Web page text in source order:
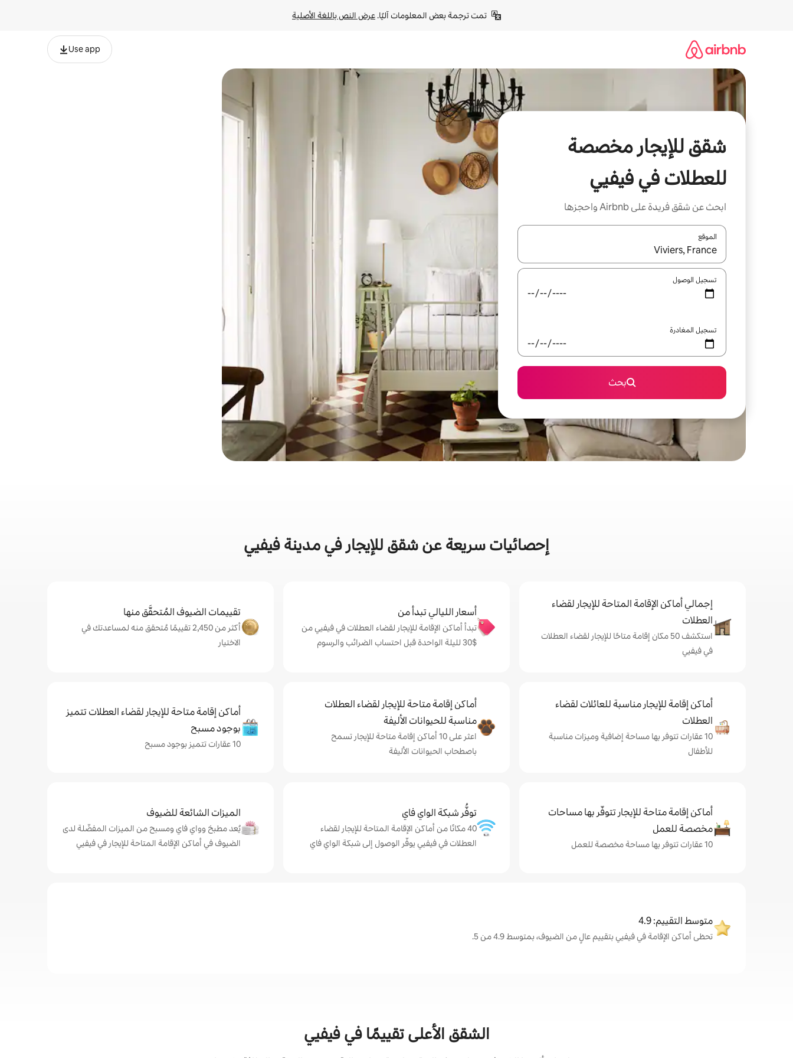
تمت ترجمة بعض المعلومات آليًا. عرض النص باللغة الأصلية
Use app
شقق للإيجار مخصصة
للعطلات في فيفيي
ابحث عن شقق فريدة على Airbnb واحجزها
الموقع
عند توفر النتائج، انتقل باستخدام السهمين لأعلى ولأسفل أو استكشف عن طريق اللمس أو السحب.
تسجيل الوصول
تسجيل المغادرة
بحث
إحصائيات سريعة عن شقق للإيجار في مدينة فيفيي
إجمالي أماكن الإقامة المتاحة للإيجار لقضاء
العطلات
استكشف 50 مكان إقامة متاحًا للإيجار لقضاء العطلات
في فيفيي
أسعار الليالي تبدأ من
تبدأ أماكن الإقامة للإيجار لقضاء العطلات في فيفيي من
$‏30 لليلة الواحدة قبل احتساب الضرائب والرسوم
تقييمات الضيوف المُتحقَّق منها
أكثر من 2,450 تقييمًا مُتحقق منه لمساعدتك في
الاختيار
أماكن إقامة للإيجار مناسبة للعائلات لقضاء
العطلات
10 عقارات تتوفر بها مساحة إضافية وميزات مناسبة
للأطفال
أماكن إقامة متاحة للإيجار لقضاء العطلات
مناسبة للحيوانات الأليفة
اعثر على 10 أماكن إقامة متاحة للإيجار تسمح
باصطحاب الحيوانات الأليفة
أماكن إقامة متاحة للإيجار لقضاء العطلات تتميز
بوجود مسبح
10 عقارات تتميز بوجود مسبح
أماكن إقامة متاحة للإيجار تتوفّر بها مساحات
مخصصة للعمل
10 عقارات تتوفر بها مساحة مخصصة للعمل
توفُّر شبكة الواي فاي
40 مكانًا من أماكن الإقامة المتاحة للإيجار لقضاء
العطلات في فيفيي يوفّر الوصول إلى شبكة الواي فاي
الميزات الشائعة للضيوف
يُعد مطبخ وواي فاي ومسبح من الميزات المفضّلة لدى
الضيوف في أماكن الإقامة المتاحة للإيجار في فيفيي
متوسط التقييم: 4.9
تحظى أماكن الإقامة في فيفيي بتقييم عالٍ من الضيوف، بمتوسط 4.9 من 5.
الشقق الأعلى تقييمًا في فيفيي